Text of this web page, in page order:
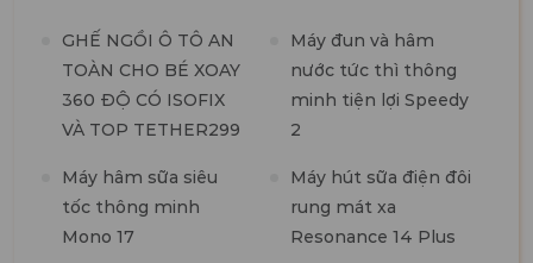
GHẾ NGỒI Ô TÔ AN
TOÀN CHO BÉ XOAY
360 ĐỘ CÓ ISOFIX
VÀ TOP TETHER299
Máy đun và hâm
nước tức thì thông
minh tiện lợi Speedy
2
Máy hâm sữa siêu
tốc thông minh
Mono 17
Máy hút sữa điện đôi
rung mát xa
Resonance 14 Plus